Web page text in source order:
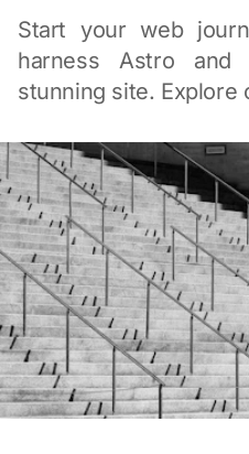
Start your web
harness Astro
stunning site. Explore